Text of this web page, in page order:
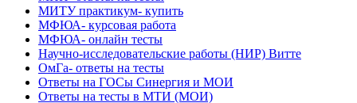
МИТУ практикум- купить
МФЮА- курсовая работа
МФЮА- онлайн тесты
Научно-исследовательские работы (НИР) Витте
ОмГа- ответы на тесты
Ответы на ГОСы Синергия и МОИ
Ответы на тесты в МТИ (МОИ)